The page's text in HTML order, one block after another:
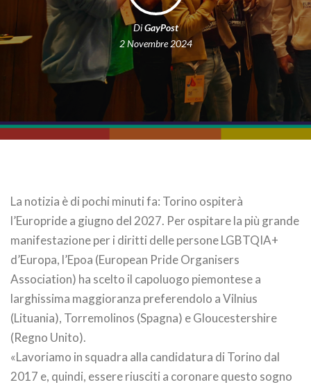
DiGayPost
2 Novembre 2024
La notizia è di pochi minuti fa: Torino ospiterà
l’Europride a giugno del 2027. Per ospitare la più grande
manifestazione per i diritti delle persone LGBTQIA+
d’Europa, l’Epoa (European Pride Organisers
Association) ha scelto il capoluogo piemontese a
larghissima maggioranza preferendolo a Vilnius
(Lituania), Torremolinos (Spagna) e Gloucestershire
(Regno Unito).
«Lavoriamo in squadra alla candidatura di Torino dal
2017 e, quindi, essere riusciti a coronare questo sogno